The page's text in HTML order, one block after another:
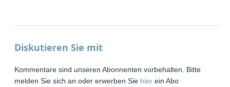
Diskutieren Sie mit
Kommentare sind unseren Abonnenten vorbehalten. Bitte
melden Sie sich an oder erwerben Sie hier ein Abo